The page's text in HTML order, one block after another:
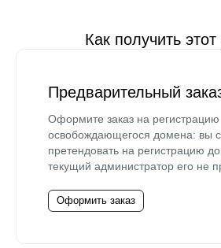
Как получить
Предварительный
Оформите заказ на регистрацию
освобождающегося домена: вы
претендовать на регистрацию
текущий администратор его не
Оформить заказ